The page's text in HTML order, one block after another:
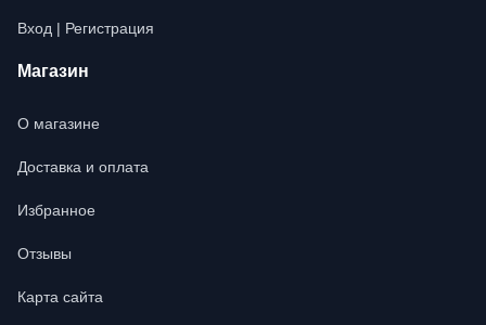
Вход | Регистрация
Магазин
О магазине
Доставка и оплата
Избранное
Отзывы
Карта сайта